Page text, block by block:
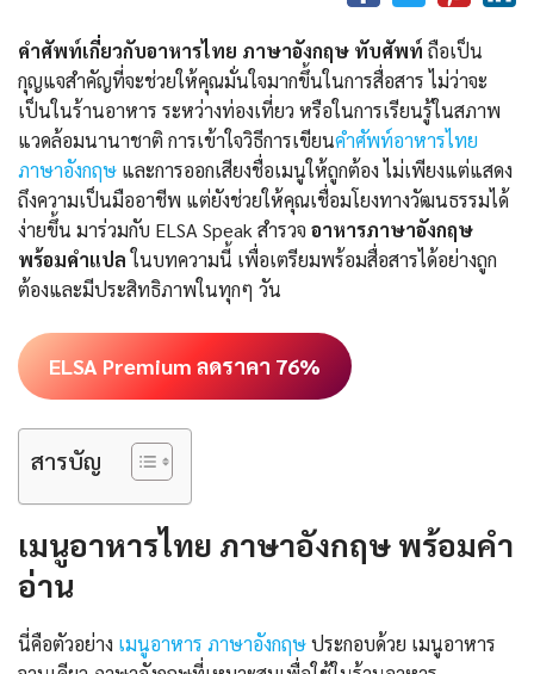
คำศัพท์เกี่ยวกับอาหารไทย ภาษาอังกฤษ ทับศัพท์ ถือเป็น
กุญแจสำคัญที่จะช่วยให้คุณมั่นใจมากขึ้นในการสื่อสาร ไม่ว่าจะ
เป็นในร้านอาหาร ระหว่างท่องเที่ยว หรือในการเรียนรู้ในสภาพ
แวดล้อมนานาชาติ การเข้าใจวิธีการเขียนคําศัพท์อาหารไทย
ภาษาอังกฤษ และการออกเสียงชื่อเมนูให้ถูกต้อง ไม่เพียงแต่แสดง
ถึงความเป็นมืออาชีพ แต่ยังช่วยให้คุณเชื่อมโยงทางวัฒนธรรมได้
ง่ายขึ้น มาร่วมกับ ELSA Speak สำรวจ อาหารภาษาอังกฤษ
พร้อมคำแปลในบทความนี้ เพื่อเตรียมพร้อมสื่อสารได้อย่างถูก
ต้องและมีประสิทธิภาพในทุกๆ วัน
ELSA Premium ลดราคา 76%
สารบัญ
เมนูอาหารไทย ภาษาอังกฤษ พร้อมคํา
อ่าน
นี่คือตัวอย่าง เมนูอาหาร ภาษาอังกฤษประกอบด้วย เมนูอาหาร